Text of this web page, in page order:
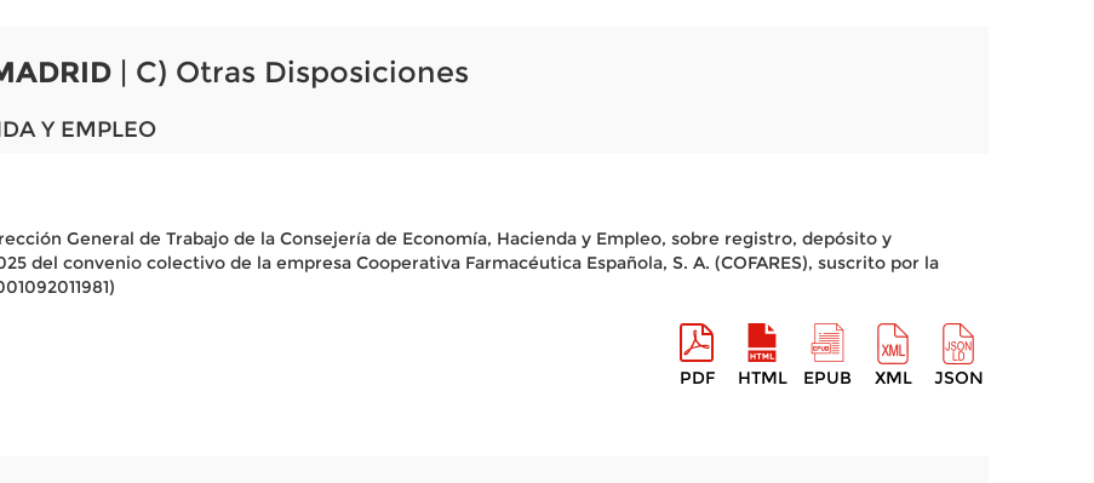
| C) Otras Disposiciones
Y EMPLEO
General de Trabajo de la Consejería de Economía, Hacienda y Empleo, sobre registro, depósito y
del convenio colectivo de la empresa Cooperativa Farmacéutica Española, S. A. (COFARES), suscrito por la
PDF HTML EPUB XML JSON